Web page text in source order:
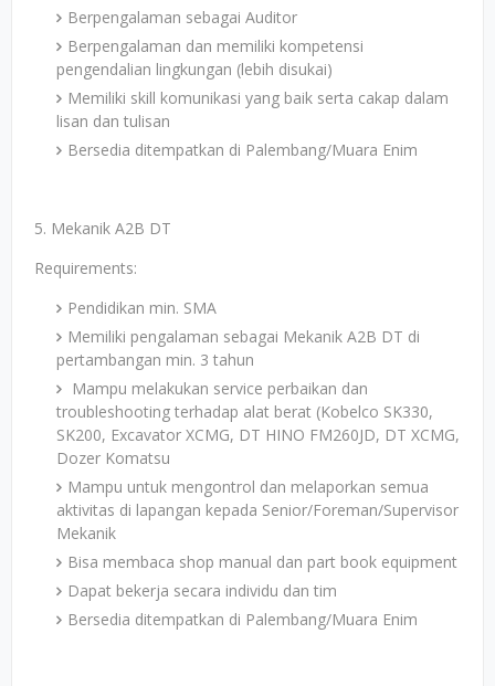
Berpengalaman sebagai Auditor
Berpengalaman dan memiliki kompetensi
pengendalian lingkungan (lebih disukai)
Memiliki skill komunikasi yang baik serta cakap dalam
lisan dan tulisan
Bersedia ditempatkan di Palembang/Muara Enim
5. Mekanik A2B DT
Requirements:
Pendidikan min. SMA
Memiliki pengalaman sebagai Mekanik A2B DT di
pertambangan min. 3 tahun
Mampu melakukan service perbaikan dan
troubleshooting terhadap alat berat (Kobelco SK330,
SK200, Excavator XCMG, DT HINO FM260JD, DT XCMG,
Dozer Komatsu
Mampu untuk mengontrol dan melaporkan semua
aktivitas di lapangan kepada Senior/Foreman/Supervisor
Mekanik
Bisa membaca shop manual dan part book equipment
Dapat bekerja secara individu dan tim
Bersedia ditempatkan di Palembang/Muara Enim